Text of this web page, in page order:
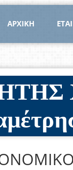
ΑΡΧΙΚΗ